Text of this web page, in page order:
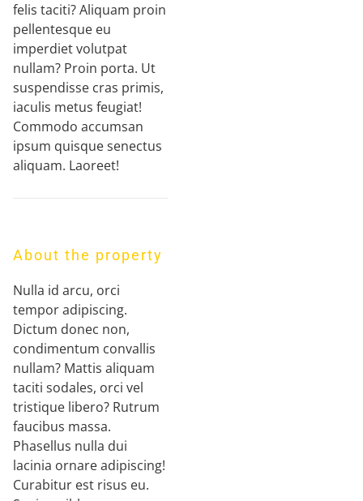
felis taciti? Aliquam proin
pellentesque eu
imperdiet volutpat
nullam? Proin porta. Ut
suspendisse cras primis,
iaculis metus feugiat!
Commodo accumsan
ipsum quisque senectus
aliquam. Laoreet!
About the property
Nulla id arcu, orci
tempor adipiscing.
Dictum donec non,
condimentum convallis
nullam? Mattis aliquam
taciti sodales, orci vel
tristique libero? Rutrum
faucibus massa.
Phasellus nulla dui
lacinia ornare adipiscing!
Curabitur est risus eu.